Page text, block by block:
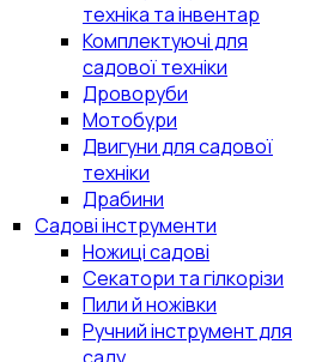
техніка та інвентар
Комплектуючі для
садової техніки
Дроворуби
Мотобури
Двигуни для садової
техніки
Драбини
Садові інструменти
Ножиці садові
Секатори та гілкорізи
Пили й ножівки
Ручний інструмент для